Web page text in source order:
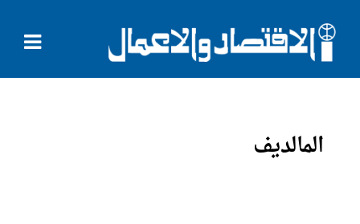
المالديف